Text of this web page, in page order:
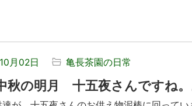
月02日 亀長茶園の日常
秋の明月 十五夜さんですね。